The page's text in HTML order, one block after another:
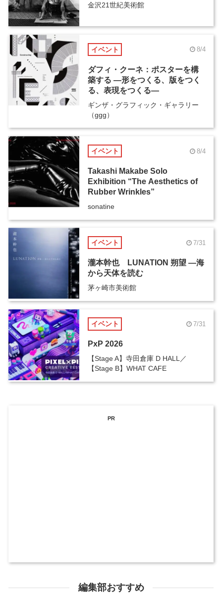
金沢21世紀美術館
イベント 8/4
ダフィ・クーネ：ポスターを構
築する ―形をつくる、版をつく
る、表現をつくる―
ギンザ・グラフィック・ギャラリー
（ggg）
イベント 8/4
Takashi Makabe Solo
Exhibition “The Aesthetics of
Rubber Wrinkles”
sonatine
イベント 7/31
瀧本幹也 LUNATION 朔望 ―海
から天体を読む
茅ヶ崎市美術館
イベント 7/31
PxP 2026
【Stage A】寺田倉庫 D HALL／
【Stage B】WHAT CAFE
PR
編集部おすすめ